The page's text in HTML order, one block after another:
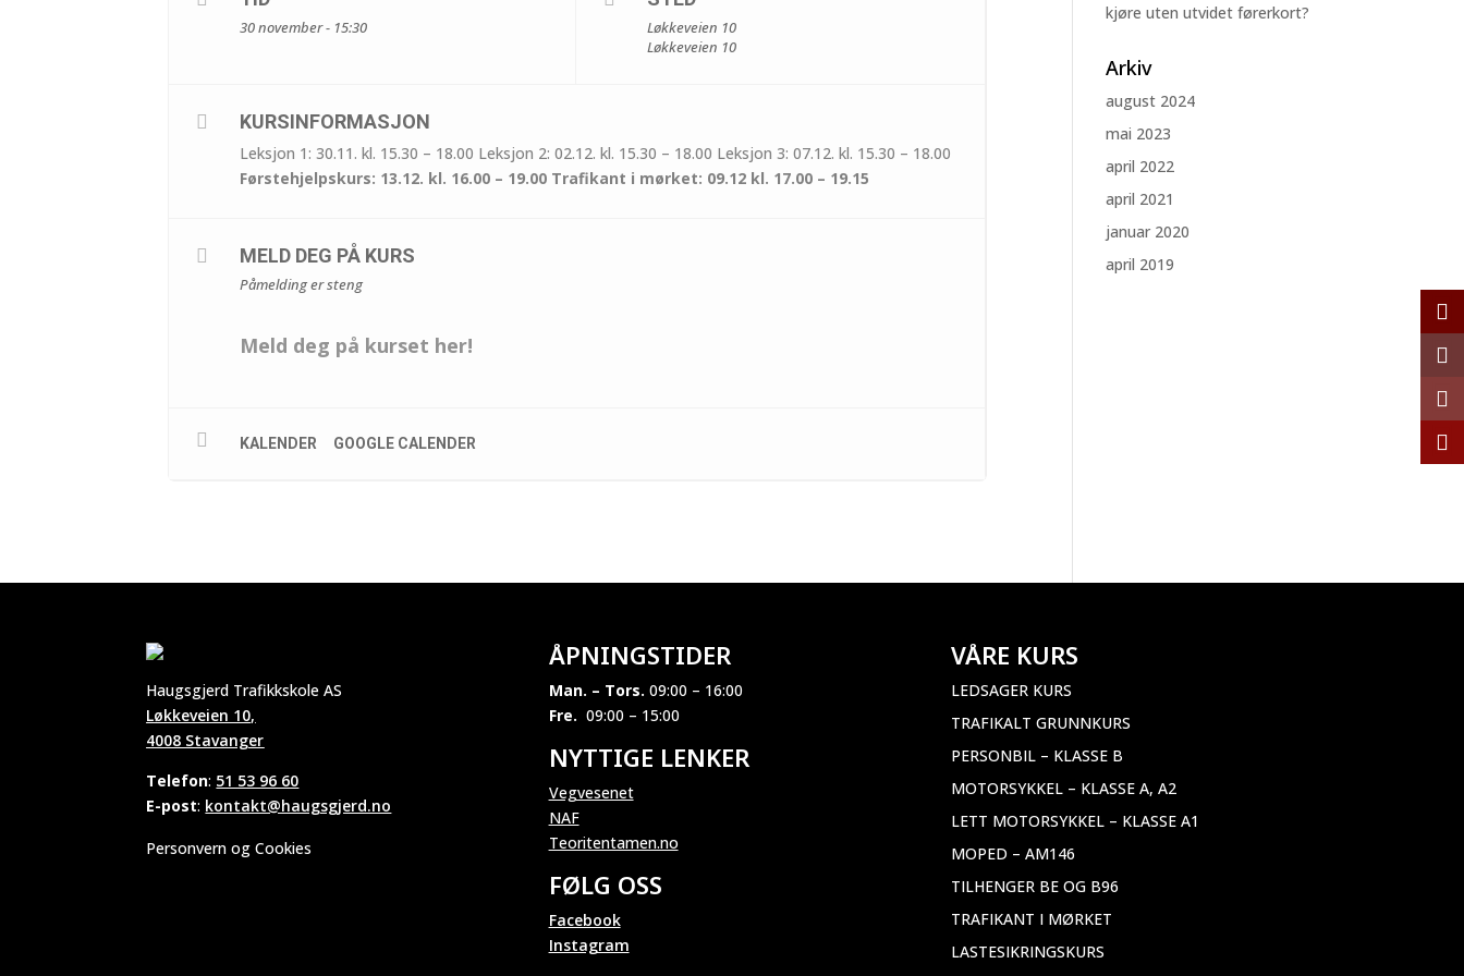
30 november - 15:30
Løkkeveien 10
Løkkeveien 10
KURSINFORMASJON
Leksjon 1: 30.11. kl. 15.30 – 18.00 Leksjon 2: 02.12. kl. 15.30 – 18.00 Leksjon 3: 07.12. kl. 15.30 – 18.00
Førstehjelpskurs: 13.12. kl. 16.00 – 19.00 Trafikant i mørket: 09.12 kl. 17.00 – 19.15
MELD DEG PÅ KURS
Påmelding er steng
Meld deg på kurset her!
KALENDER GOOGLE CALENDER
kjøre uten utvidet førerkort?
Arkiv
august 2024
mai 2023
april 2022
april 2021
januar 2020
april 2019
Haugsgjerd Trafikkskole AS
Løkkeveien 10,
4008 Stavanger
Telefon: 51 53 96 60
E-post: kontakt@haugsgjerd.no
Personvern og Cookies
ÅPNINGSTIDER
Man. – Tors. 09:00 – 16:00
Fre. 09:00 – 15:00
NYTTIGE LENKER
Vegvesenet
NAF
Teoritentamen.no
FØLG OSS
Facebook
Instagram
VÅRE KURS
LEDSAGER KURS
TRAFIKALT GRUNNKURS
PERSONBIL – KLASSE B
MOTORSYKKEL – KLASSE A, A2
LETT MOTORSYKKEL – KLASSE A1
MOPED – AM146
TILHENGER BE OG B96
TRAFIKANT I MØRKET
LASTESIKRINGSKURS